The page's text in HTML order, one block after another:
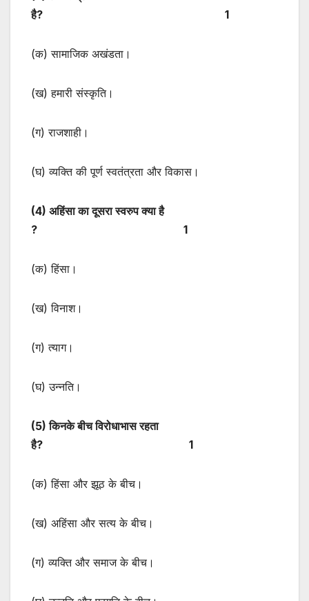
है? 1
(क) सामाजिक अखंडता।
(ख) हमारी संस्कृति।
(ग) राजशाही।
(घ) व्यक्ति की पूर्ण स्वतंत्रता और विकास।
(4) अहिंसा का दूसरा स्वरुप क्या है
? 1
(क) हिंसा।
(ख) विनाश।
(ग) त्याग।
(घ) उन्नति।
(5) किनके बीच विरोधाभास रहता
है? 1
(क) हिंसा और झूठ के बीच।
(ख) अहिंसा और सत्य के बीच।
(ग) व्यक्ति और समाज के बीच।